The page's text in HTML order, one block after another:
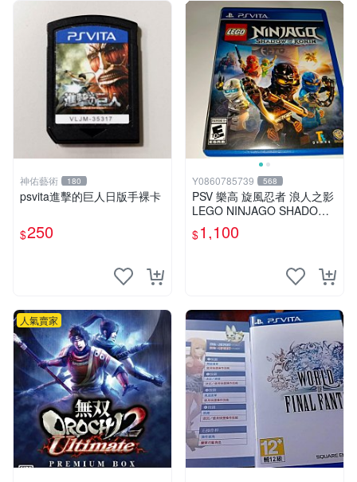
神佑藝術 180
psvita進擊的巨人日版手裸卡
$250
Y0860785739 568
PSV 樂高 旋風忍者 浪人之影
LEGO NINJAGO SHADOW
OF RONIN 英文版
$1,100
人氣賣家